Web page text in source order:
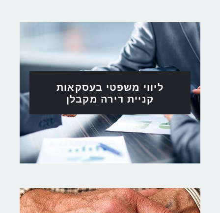
ליווי משפטי בעסקאות
קניית דירה מקבלן